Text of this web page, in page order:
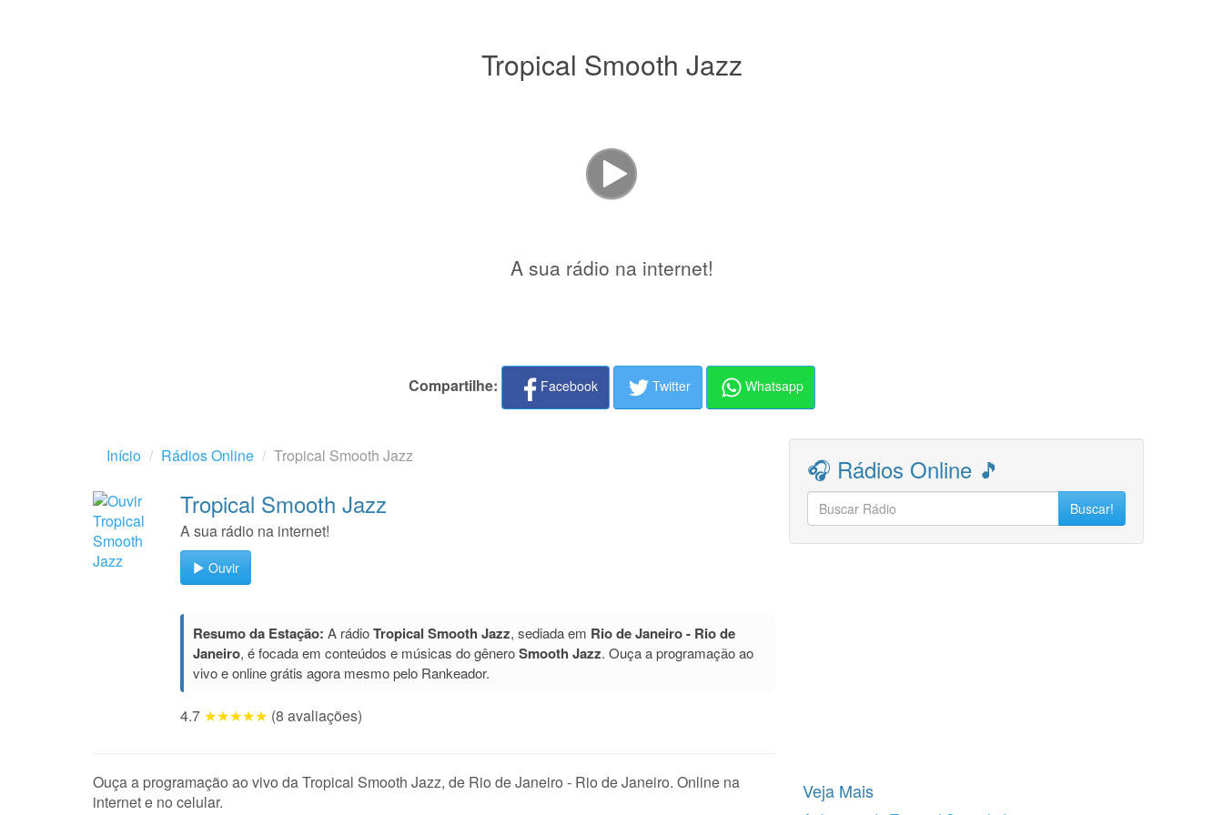
Tropical Smooth Jazz
A sua rádio na internet!
Compartilhe: Facebook Twitter Whatsapp
Início Rádios Online Tropical Smooth Jazz
Tropical Smooth Jazz
A sua rádio na internet!
Ouvir
Resumo da Estação: A rádioTropical Smooth Jazz, sediada em Rio de Janeiro - Rio de
Janeiro, é focada em conteúdos e músicas do gêneroSmooth Jazz. Ouça a programação ao
vivo e online grátis agora mesmo pelo Rankeador.
4.7 ★★★★★ (8 avaliações)
🎧 Rádios Online 🎵
Buscar!
Ouça a programação ao vivo da Tropical Smooth Jazz, de Rio de Janeiro - Rio de Janeiro. Online na
internet e no celular.
Veja Mais